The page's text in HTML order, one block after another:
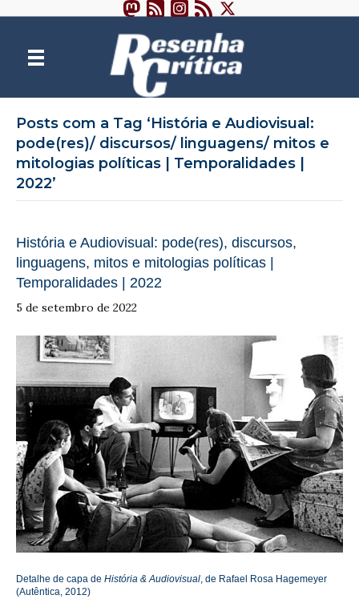
Posts com a Tag ‘História e Audiovisual:
pode(res)/ discursos/ linguagens/ mitos e
mitologias políticas | Temporalidades |
2022’
História e Audiovisual: pode(res), discursos,
linguagens, mitos e mitologias políticas |
Temporalidades | 2022
5 de setembro de 2022
Detalhe de capa de História & Audiovisual, de Rafael Rosa Hagemeyer
(Autêntica, 2012)